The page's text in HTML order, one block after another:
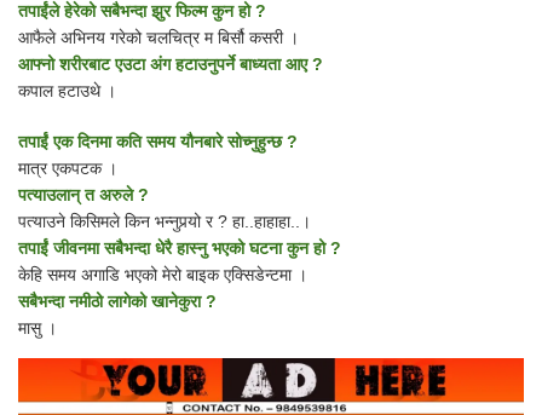
तपाईंले हेरेको सबैभन्दा झुर फिल्म कुन हो ?
आफैले अभिनय गरेको चलचित्र म बिर्सौ कसरी ।
आफ्नो शरीरबाट एउटा अंग हटाउनुपर्ने बाध्यता आए ?
कपाल हटाउथे ।
तपाईं एक दिनमा कति समय यौनबारे सोच्नुहुन्छ ?
मात्र एकपटक ।
पत्याउलान् त अरुले ?
पत्याउने किसिमले किन भन्नुपर्‍यो र ? हा..हाहाहा..।
तपाईं जीवनमा सबैभन्दा धेरै हास्नु भएको घटना कुन हो ?
केहि समय अगाडि भएको मेरो बाइक एक्सिडेन्टमा ।
सबैभन्दा नमीठो लागेको खानेकुरा ?
मासु ।